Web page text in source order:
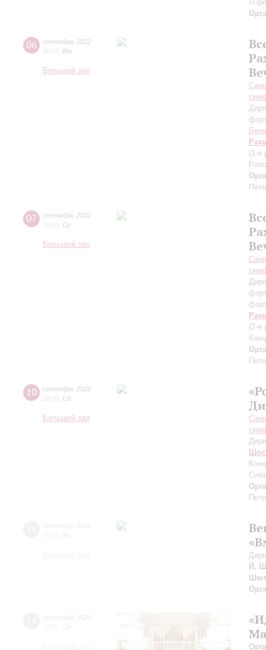
06 сентября 2022
20:00 Вт
Большой зал
(1-я
07 сентября 2022
20:00 Ср
Большой зал
(2-я
10 сентября 2022
20:00 Сб
Большой зал
Й.